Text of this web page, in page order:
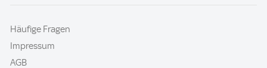
Häufige Fragen
Impressum
AGB